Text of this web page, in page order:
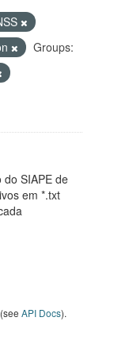
Groups:
SIAPE de
em *.txt
(see API Docs).